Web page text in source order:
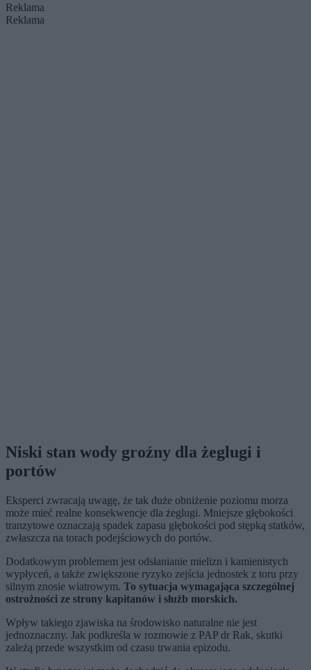
Reklama
Reklama
Niski stan wody groźny dla żeglugi i
portów
Eksperci zwracają uwagę, że tak duże obniżenie poziomu morza
może mieć realne konsekwencje dla żeglugi. Mniejsze głębokości
tranzytowe oznaczają spadek zapasu głębokości pod stępką statków,
zwłaszcza na torach podejściowych do portów.
Dodatkowym problemem jest odsłanianie mielizn i kamienistych
wypłyceń, a także zwiększone ryzyko zejścia jednostek z toru przy
silnym znosie wiatrowym. To sytuacja wymagająca szczególnej
ostrożności ze strony kapitanów i służb morskich.
Wpływ takiego zjawiska na środowisko naturalne nie jest
jednoznaczny. Jak podkreśla w rozmowie z PAP dr Rak, skutki
zależą przede wszystkim od czasu trwania epizodu.